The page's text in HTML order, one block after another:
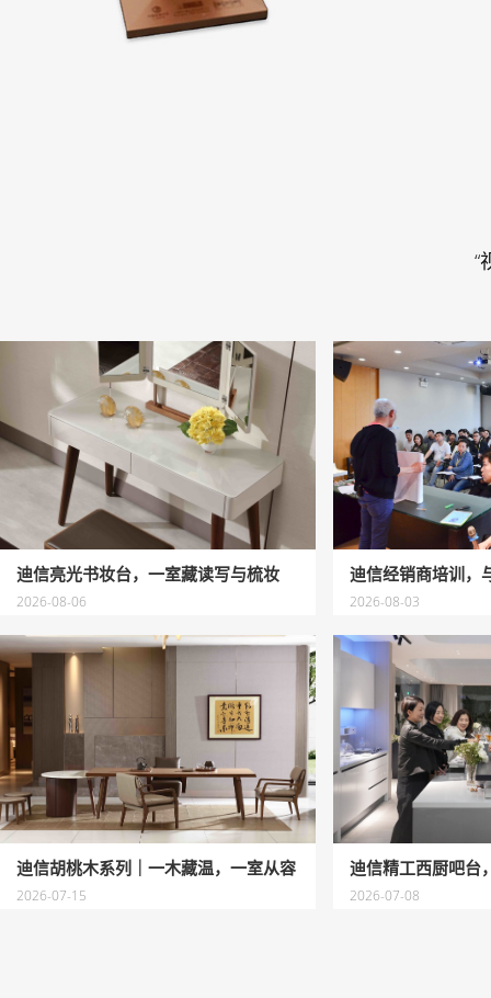
“
迪信亮光书妆台，一室藏读写与梳妆
2026-08-06 2026-08-03
迪信胡桃木系列｜一木藏温，一室从容
2026-07-15 2026-07-08